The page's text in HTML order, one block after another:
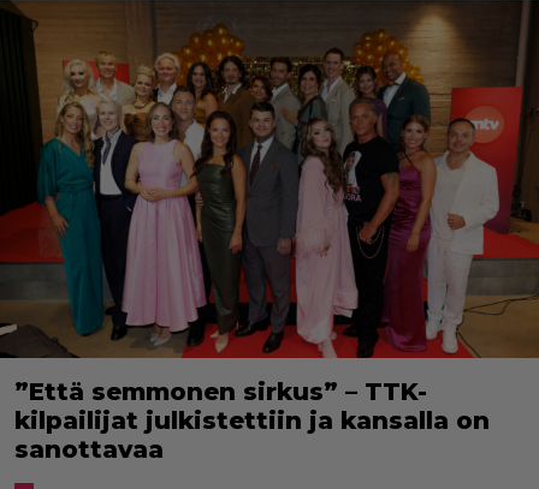
”Että semmonen sirkus” – TTK-
kilpailijat julkistettiin ja kansalla on
sanottavaa